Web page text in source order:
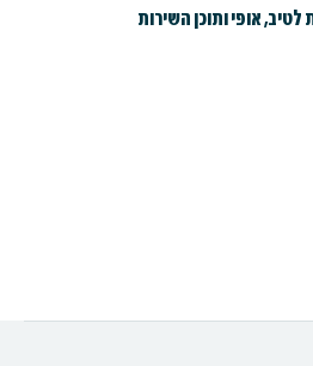
אופי ותוכן השירות